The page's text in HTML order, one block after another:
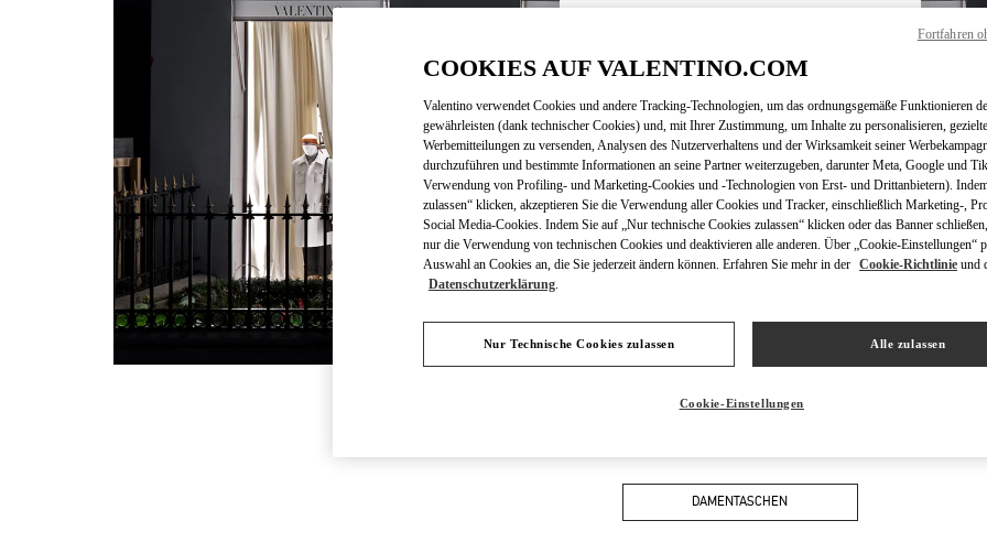
Montag
10:00 AM-9:00 PM
Dienstag
10:00 AM-9:00 PM
Mittwoch
10:00 AM-9:00 PM
Donnerstag
10:00 AM-9:00 PM
Freitag
10:00 AM-10:00 PM
Samstag 10:00 AM- 10:00 PM
DAMENTASCHEN
COOKIES AUF VALENTINO.COM
Valentino verwendet Cookies und andere Tracking-Technologien, um das ordnungsgemäße Funktionieren
gewährleisten (dank technischer Cookies) und, mit Ihrer Zustimmung, um Inhalte zu personalisieren, gezielte
Werbemitteilungen zu versenden, Analysen des Nutzerverhaltens und der Wirksamkeit seiner
durchzuführen und bestimmte Informationen an seine Partner weiterzugeben, darunter Meta, Google und
Verwendung von Profiling- und Marketing-Cookies und -Technologien von Erst- und Drittanbietern).
zulassen“ klicken, akzeptieren Sie die Verwendung aller Cookies und Tracker, einschließlich Marketing-,
Social Media-Cookies. Indem Sie auf „Nur technische Cookies zulassen“ klicken oder das Banner
nur die Verwendung von technischen Cookies und deaktivieren alle anderen. Über „Cookie-Einstellungen“
Auswahl an Cookies an, die Sie jederzeit ändern können. Erfahren Sie mehr in der Cookie-Richtlinie und
Datenschutzerklärung
Nur Technische Cookies zulassen Alle zulassen
Cookie-Einstellungen
Fortfahren